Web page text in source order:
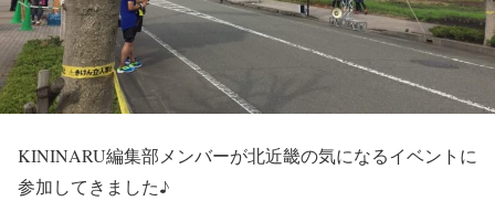
KININARU編集部メンバーが北近畿の気になるイベントに
参加してきました♪